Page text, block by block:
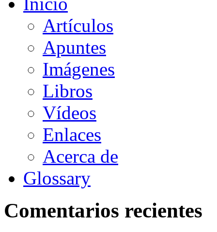
Artículos
Apuntes
Imágenes
Libros
Vídeos
Enlaces
Acerca de
Glossary
Comentarios recientes